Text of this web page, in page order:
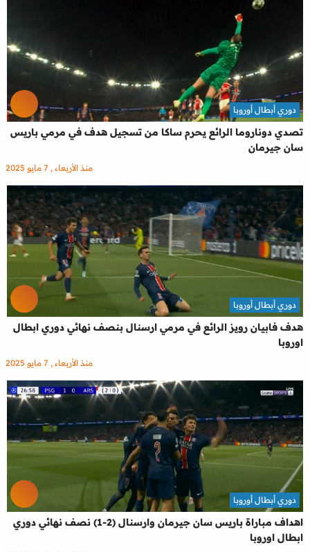
تصدي دوناروما الرائع يحرم ساكا من تسجيل هدف في مرمي باريس
سان جيرمان
دوري أبطال أوروبا
منذ الأربعاء , 7 مايو 2025
هدف فابيان رويز الرائع في مرمي ارسنال بنصف نهائي دوري ابطال
اوروبا
دوري أبطال أوروبا
منذ الأربعاء , 7 مايو 2025
اهداف مباراة باريس سان جيرمان وارسنال (2-1) نصف نهائي دوري
ابطال اوروبا
دوري أبطال أوروبا